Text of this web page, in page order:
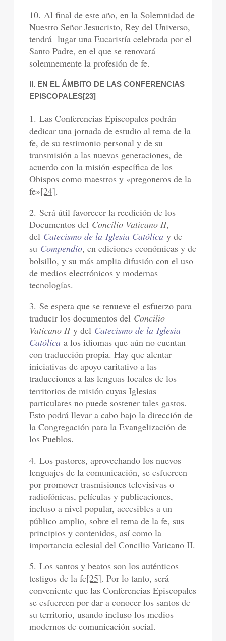
10. Al final de este año, en la Solemnidad de
Nuestro Señor Jesucristo, Rey del Universo,
tendrá lugar una Eucaristía celebrada por el
Santo Padre, en el que se renovará
solemnemente la profesión de fe.
II. EN EL ÁMBITO DE LAS CONFERENCIAS
EPISCOPALES[23]
1. Las Conferencias Episcopales podrán
dedicar una jornada de estudio al tema de la
fe, de su testimonio personal y de su
transmisión a las nuevas generaciones, de
acuerdo con la misión específica de los
Obispos como maestros y «pregoneros de la
fe»[24].
2. Será útil favorecer la reedición de los
Documentos del Concilio Vaticano II,
del Catecismo de la Iglesia Católica y de
su Compendio, en ediciones económicas y de
bolsillo, y su más amplia difusión con el uso
de medios electrónicos y modernas
tecnologías.
3. Se espera que se renueve el esfuerzo para
traducir los documentos del Concilio
Vaticano IIy del Catecismo de la Iglesia
Católica a los idiomas que aún no cuentan
con traducción propia. Hay que alentar
iniciativas de apoyo caritativo a las
traducciones a las lenguas locales de los
territorios de misión cuyas Iglesias
particulares no puede sostener tales gastos.
Esto podrá llevar a cabo bajo la dirección de
la Congregación para la Evangelización de
los Pueblos.
4. Los pastores, aprovechando los nuevos
lenguajes de la comunicación, se esfuercen
por promover trasmisiones televisivas o
radiofónicas, películas y publicaciones,
incluso a nivel popular, accesibles a un
público amplio, sobre el tema de la fe, sus
principios y contenidos, así como la
importancia eclesial del Concilio Vaticano II.
5. Los santos y beatos son los auténticos
testigos de la fe[25]. Por lo tanto, será
conveniente que las Conferencias Episcopales
se esfuercen por dar a conocer los santos de
su territorio, usando incluso los medios
modernos de comunicación social.